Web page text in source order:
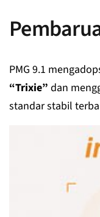
PMG 9.1
“Trixie” dan
standar stabil